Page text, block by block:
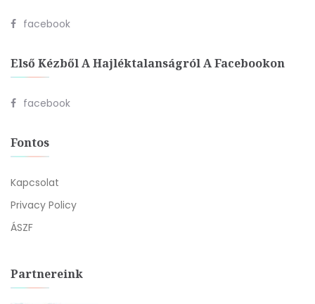
facebook
Első Kézből A Hajléktalanságról A Facebookon
facebook
Fontos
Kapcsolat
Privacy Policy
ÁSZF
Partnereink